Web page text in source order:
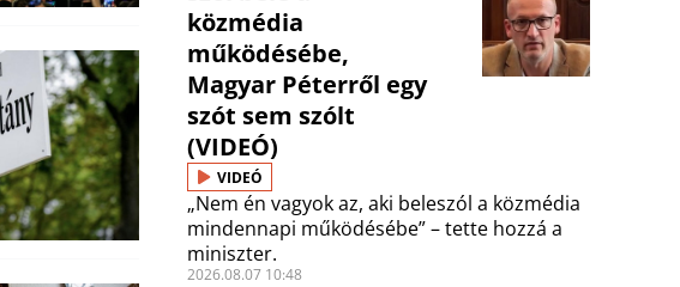
közmédia
működésébe,
Magyar Péterről egy
szót sem szólt
(VIDEÓ)
VIDEÓ
„Nem én vagyok az, aki beleszól a közmédia
mindennapi működésébe” – tette hozzá a
miniszter.
2026.08.07 10:48